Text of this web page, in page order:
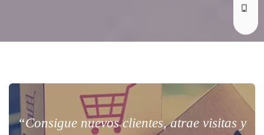
“Consigue nuevos clientes, atrae visitas y